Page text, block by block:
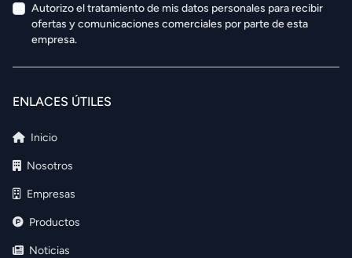
Autorizo el tratamiento de mis datos personales para recibir
ofertas y comunicaciones comerciales por parte de esta
empresa.
ENLACES ÚTILES
Inicio
Nosotros
Empresas
Productos
Noticias